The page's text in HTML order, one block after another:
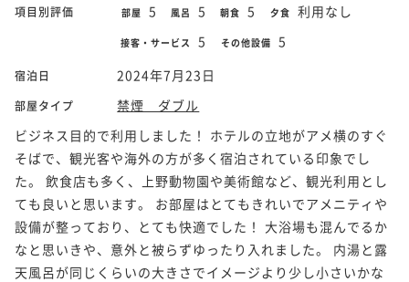
項目別評価 部屋 5 風呂 5 朝食 5 夕食 利用なし
接客・サービス 5 その他設備 5
宿泊日 2024年7月23日
部屋タイプ
禁煙 ダブル
ビジネス目的で利用しました！ ホテルの立地がアメ横のすぐ
そばで、観光客や海外の方が多く宿泊されている印象でし
た。 飲食店も多く、上野動物園や美術館など、観光利用とし
ても良いと思います。 お部屋はとてもきれいでアメニティや
設備が整っており、とても快適でした！ 大浴場も混んでるか
なと思いきや、意外と被らずゆったり入れました。 内湯と露
天風呂が同じくらいの大きさでイメージより少し小さいかな